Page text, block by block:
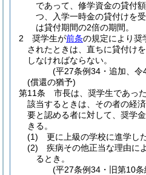
であって、修学資金の貸付
つ、入学一時金の貸付けを
は貸付期間の2倍の期間。
2
奨学生が前条の規定により奨
されたときは、直ちに貸付け
しなければならない。
(平27条例34・追加、令
(償還の猶予)
第11条
市長は、奨学生であっ
該当するときは、その者の経
要と認める者に対して、奨学
きる。
(1)
更に上級の学校に進学し
(2)
疾病その他正当な理由に
るとき。
(平27条例34・旧第10条